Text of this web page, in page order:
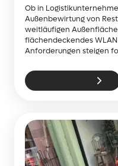
Ob in
Außenbewirtung von
weitläufigen
flächendeckendes
Anforderungen steigen